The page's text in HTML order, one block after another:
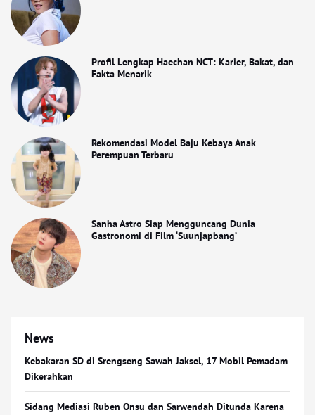
Profil Lengkap Haechan NCT: Karier, Bakat, dan
Fakta Menarik
Rekomendasi Model Baju Kebaya Anak
Perempuan Terbaru
Sanha Astro Siap Mengguncang Dunia
Gastronomi di Film ‘Suunjapbang’
News
Kebakaran SD di Srengseng Sawah Jaksel, 17 Mobil Pemadam
Dikerahkan
Sidang Mediasi Ruben Onsu dan Sarwendah Ditunda Karena